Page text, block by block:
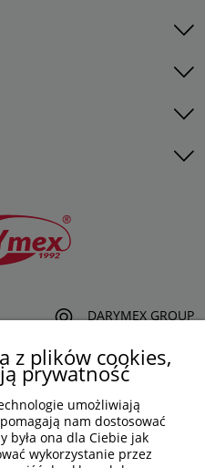
DARYMEX GROUP
ul. Siedliska 124,
z plików cookies,
prywatność
umożliwiają
nam dostosować
była ona dla Ciebie jak
wykorzystanie przez